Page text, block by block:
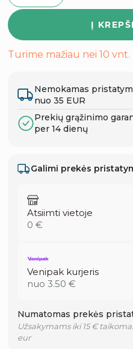
Į
Turime mažiau nei 10 vnt.
Nemokamas
nuo 35 EUR
Prekių grąžinimo
per 14 dienų
Galimi prekės
Atsiimti vietoje
0 €
Venipak kurjeris
nuo 3.50 €
Numatomas prekės
Užsakymams iki 15 €
eur